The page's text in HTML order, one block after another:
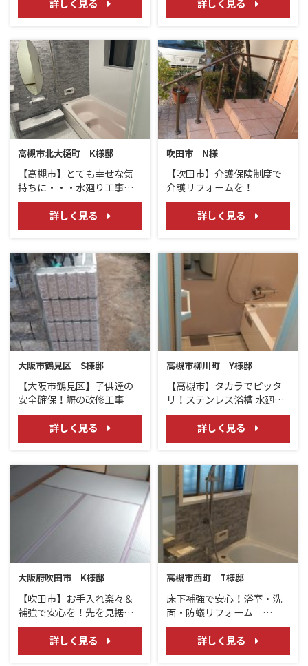
（TOTOサザナ/サクア/ピュ
アレストQR/LIXILインプラ
詳しく見る 詳しく見る
高槻市北大樋町 K様邸
【高槻市】とても幸せな気
持ちに・・・水廻り工事
サザナ・オフト
詳しく見る
吹田市 N様
【吹田市】介護保険制度で
介護リフォームを！
詳しく見る
大阪市鶴見区 S様邸
【大阪市鶴見区】子供達の
安全確保！塀の改修工事
詳しく見る
高槻市柳川町 Y様邸
【高槻市】タカラでピッタ
リ！ステンレス浴槽 水廻り
リフォーム LIXIL サティスS
／LIXIL PV詳しく見る
大阪府吹田市 K様邸
【吹田市】お手入れ楽々＆
補強で安心を！先を見据え
て内装ﾘﾌｫｰﾑ＆桝改修工事！
詳しく見る
高槻市西町 T様邸
床下補強で安心！浴室・洗
面・防蟻リフォーム
TOTOサザナ
詳しく見る